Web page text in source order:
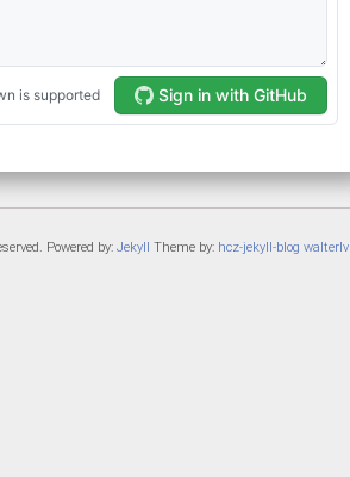
Powered by: Jekyll Theme by: hcz-jekyll-blog walterlv